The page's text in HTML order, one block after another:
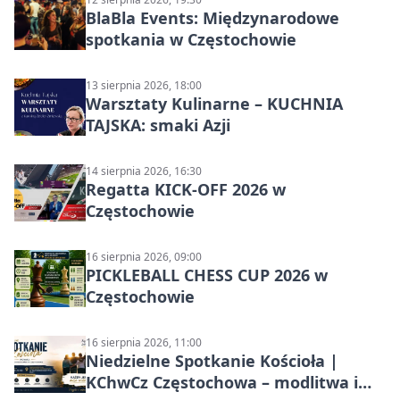
BlaBla Events: Międzynarodowe
spotkania w Częstochowie
13 sierpnia 2026, 18:00
Warsztaty Kulinarne – KUCHNIA
TAJSKA: smaki Azji
14 sierpnia 2026, 16:30
Regatta KICK-OFF 2026 w
Częstochowie
16 sierpnia 2026, 09:00
PICKLEBALL CHESS CUP 2026 w
Częstochowie
16 sierpnia 2026, 11:00
Niedzielne Spotkanie Kościoła |
KChwCz Częstochowa – modlitwa i